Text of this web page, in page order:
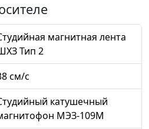
магнитная лента
Тип 2
см/с
катушечный
МЭЗ-109М